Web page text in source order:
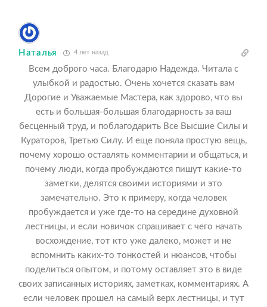
Наталья 4 лет назад
Всем доброго часа. Благодарю Надежда. Читала с
улыбкой и радостью. Очень хочется сказать вам
Дорогие и Уважаемые Мастера, как здорово, что вы
есть и большая-большая благодарность за ваш
бесценный труд, и поблагодарить Все Высшие Силы и
Кураторов, Третью Силу. И еще поняла простую вещь,
почему хорошо оставлять комментарии и общаться, и
почему люди, когда пробуждаются пишут какие-то
заметки, делятся своими историями и это
замечательно. Это к примеру, когда человек
пробуждается и уже где-то на середине духовной
лестницы, и если новичок спрашивает с чего начать
восхождение, тот кто уже далеко, может и не
вспомнить каких-то тонкостей и нюансов, чтобы
поделиться опытом, и потому оставляет это в виде
своих записанных историях, заметках, комментариях. А
если человек прошел на самый верх лестницы, и тут